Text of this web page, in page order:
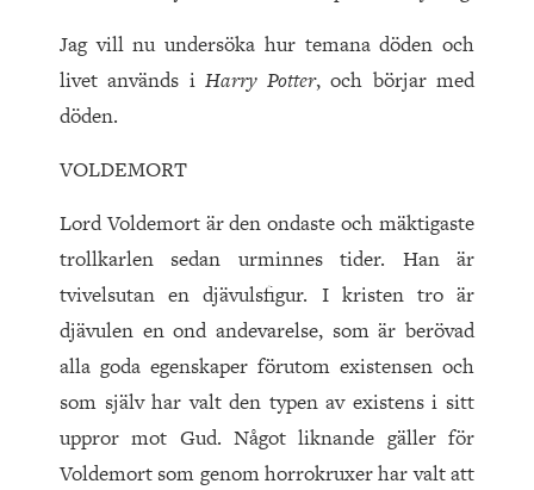
Jag vill nu undersöka hur temana döden och
livet används i Harry Potter, och börjar med
döden.
VOLDEMORT
Lord Voldemort är den ondaste och mäktigaste
trollkarlen sedan urminnes tider. Han är
tvivelsutan en djävulsfigur. I kristen tro är
djävulen en ond andevarelse, som är berövad
alla goda egenskaper förutom existensen och
som själv har valt den typen av existens i sitt
uppror mot Gud. Något liknande gäller för
Voldemort som genom horrokruxer har valt att